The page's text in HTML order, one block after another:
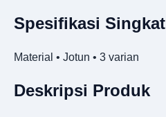
Spesifikasi Singkat
Material • Jotun • 3 varian
Deskripsi Produk